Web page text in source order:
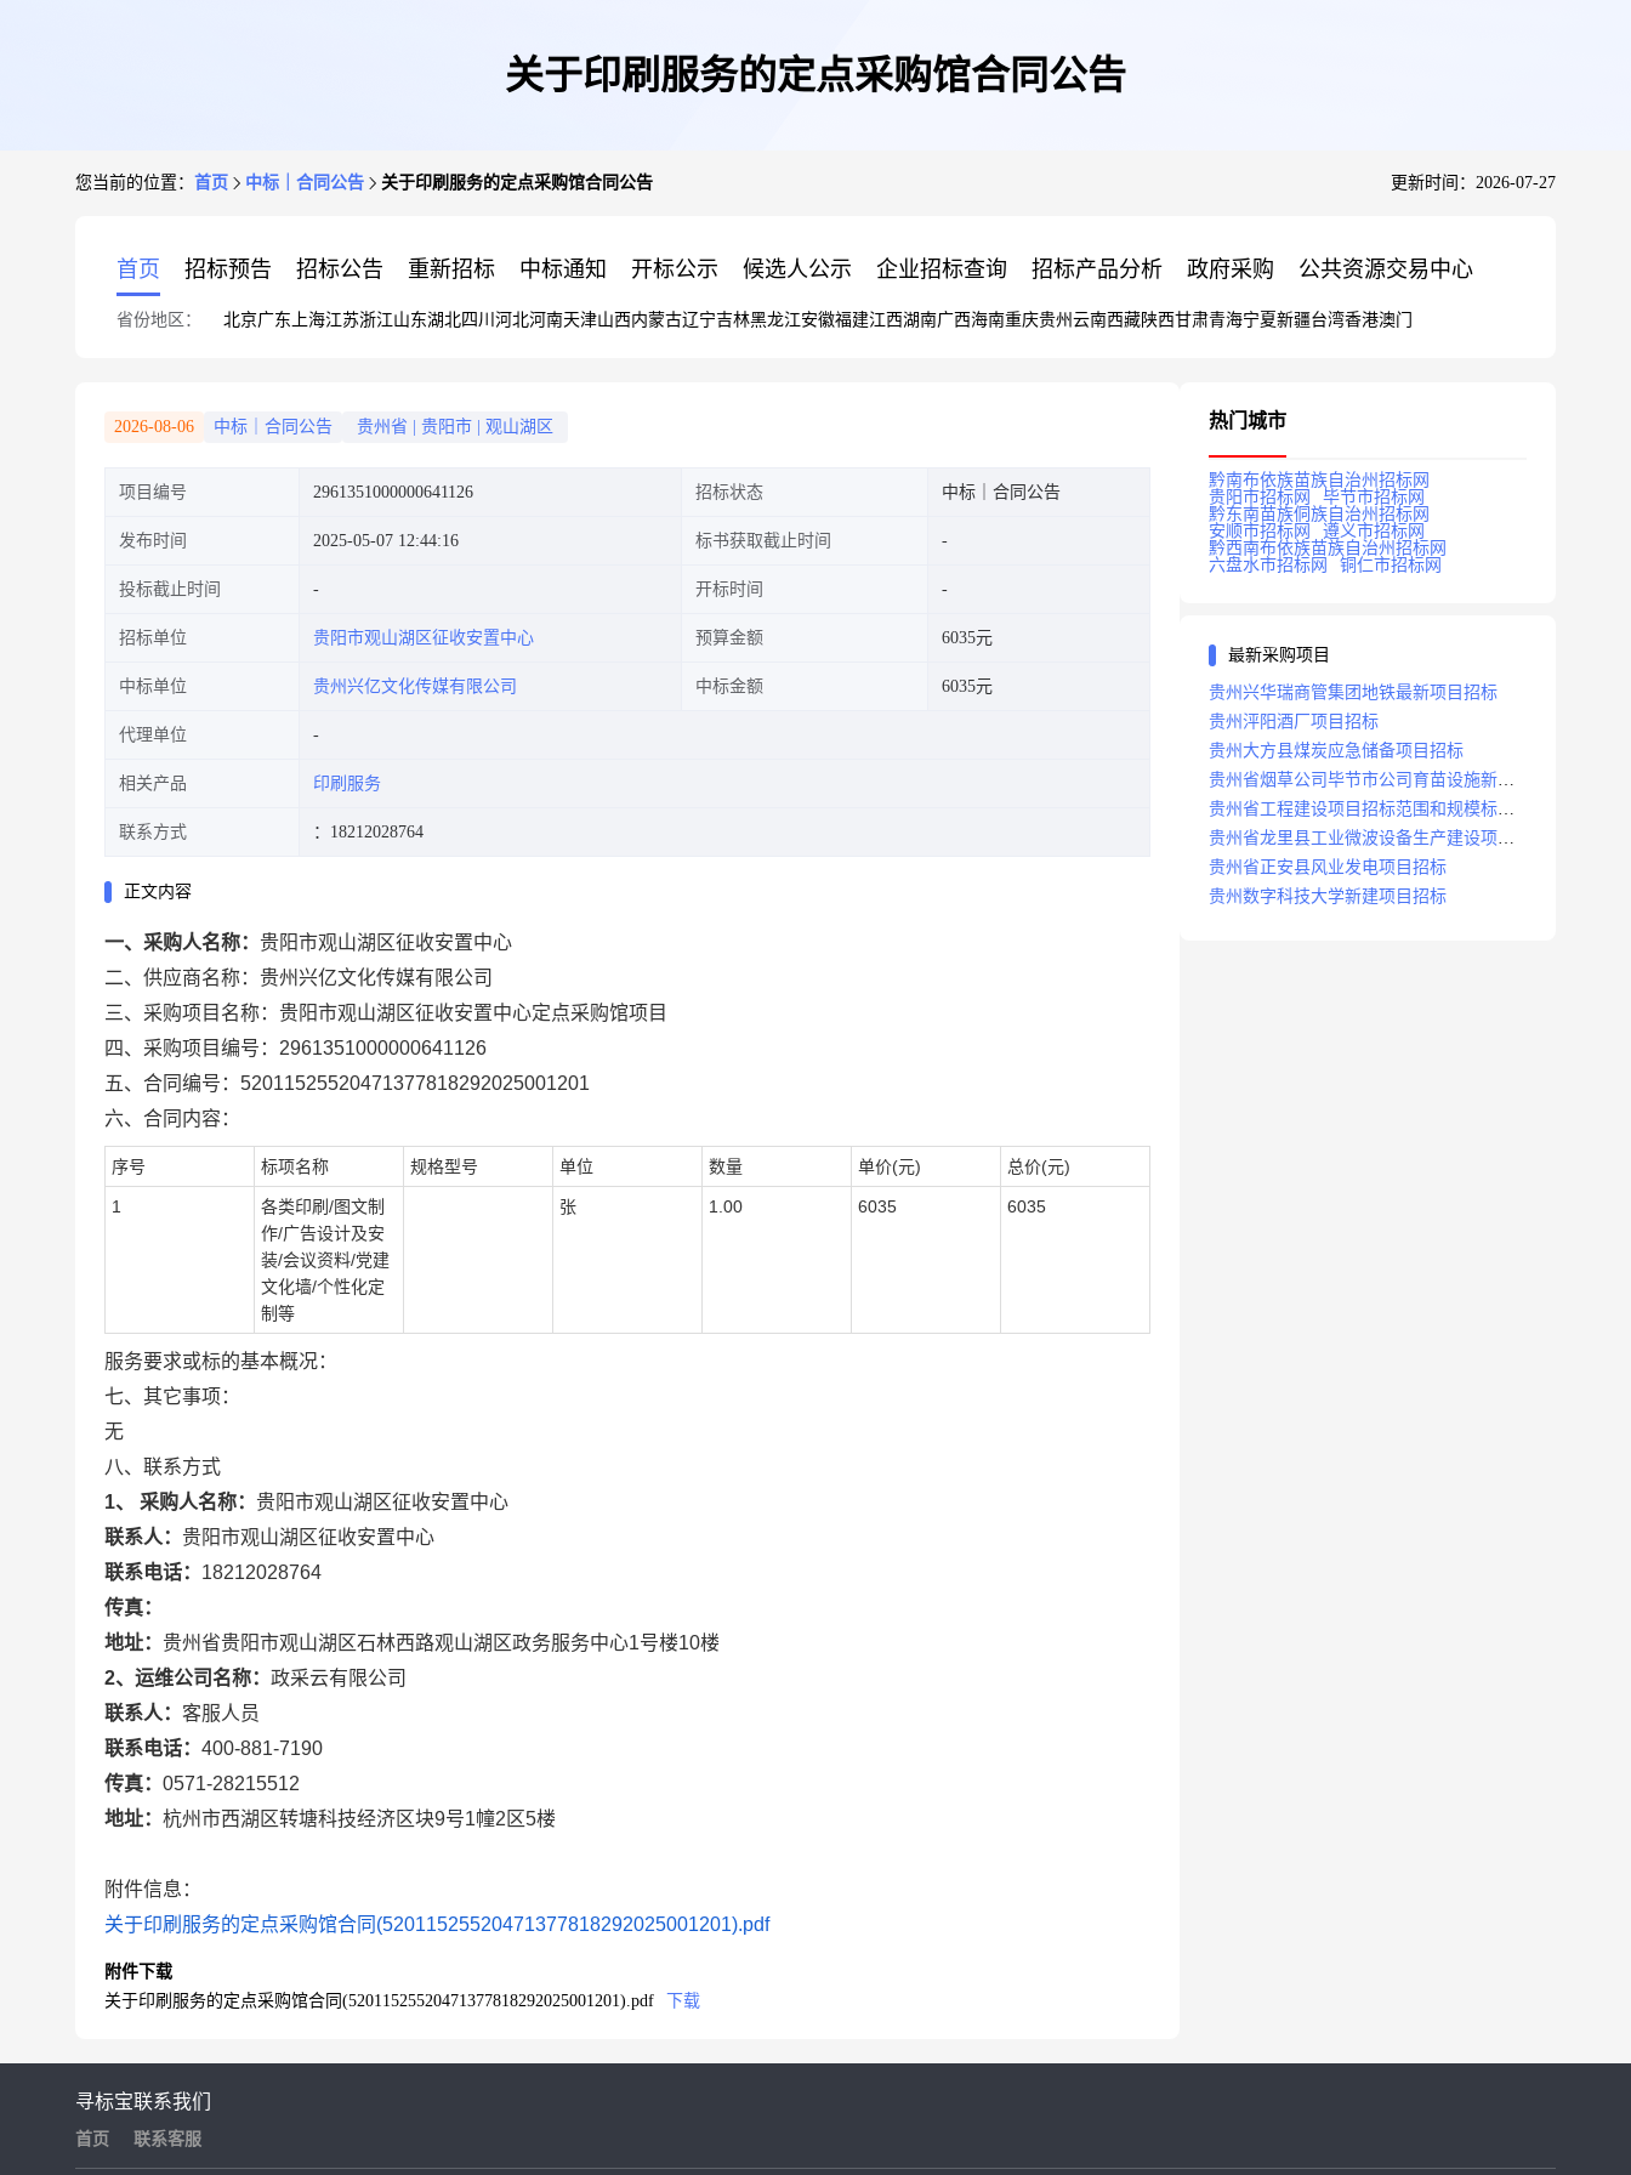
关于印刷服务的定点采购馆合同公告
您当前的位置： 首页 中标｜合同公告 关于印刷服务的定点采购馆合同公告 更新时间：2026-07-27
首页 招标预告 招标公告 重新招标 中标通知 开标公示 候选人公示 企业招标查询 招标产品分析 政府采购 公共资源交易中心
省份地区： 北京广东 上海江苏浙江山东湖北四川 河北河南天津山西内蒙古辽宁吉林黑龙江安徽福建江西湖南广西海南重庆贵州 云南西藏陕西甘肃青海宁夏新疆台湾香港澳门
2026-08-06 中标｜合同公告 贵州省 贵阳市 观山湖区
项目编号 2961351000000641126 招标状态 中标｜合同公告
发布时间 2025-05-07 12:44:16 标书获取截止时间
投标截止时间 开标时间
招标单位 贵阳市观山湖区征收安置中心 预算金额 6035元
中标单位 贵州兴亿文化传媒有限公司 中标金额 6035元
代理单位
相关产品 印刷服务
联系方式 ：18212028764
正文内容
一、采购人名称： 贵阳市观山湖区征收安置中心
二、供应商名称： 贵州兴亿文化传媒有限公司
三、采购项目名称： 贵阳市观山湖区征收安置中心定点采购馆项目
四、采购项目编号： 2961351000000641126
五、合同编号： 52011525520471377818292025001201
六、合同内容：
序号 标项名称 规格型号 单位 数量 单价(元) 总价(元)
1
各类印刷/图文制
作/广告设计及安
装/会议资料/党建
文化墙/个性化定
制等
张 1.00 6035 6035
服务要求或标的基本概况：
七、其它事项：
无
八、联系方式
1、 采购人名称： 贵阳市观山湖区征收安置中心
联系人： 贵阳市观山湖区征收安置中心
联系电话： 18212028764
传真：
地址： 贵州省贵阳市观山湖区石林西路观山湖区政务服务中心1号楼10楼
2、运维公司名称： 政采云有限公司
联系人： 客服人员
联系电话： 400-881-7190
传真： 0571-28215512
地址： 杭州市西湖区转塘科技经济区块9号1幢2区5楼
附件信息：
关于印刷服务的定点采购馆合同(52011525520471377818292025001201).pdf
附件下载
关于印刷服务的定点采购馆合同(52011525520471377818292025001201).pdf
下载
热门城市
黔南布依族苗族自治州招标网
贵阳市招标网
毕节市招标网
黔东南苗族侗族自治州招标网
安顺市招标网
遵义市招标网
黔西南布依族苗族自治州招标网
六盘水市招标网
铜仁市招标网
最新采购项目
贵州兴华瑞商管集团地铁最新项目招标
贵州泙阳酒厂项目招标
贵州大方县煤炭应急储备项目招标
贵州省烟草公司毕节市公司育苗设施新建
及修复项目招标公告
贵州省工程建设项目招标范围和规模标准
规定
贵州省龙里县工业微波设备生产建设项目
招标
贵州省正安县风业发电项目招标
贵州数字科技大学新建项目招标
寻标宝
首页
联系我们
联系客服